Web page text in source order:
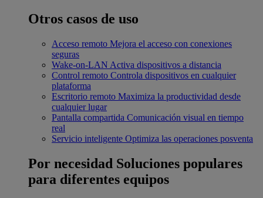
Otros casos de uso
Acceso remoto Mejora el acceso con conexiones
seguras
Wake-on-LAN Activa dispositivos a distancia
Control remoto Controla dispositivos en cualquier
plataforma
Escritorio remoto Maximiza la productividad desde
cualquier lugar
Pantalla compartida Comunicación visual en tiempo
real
Servicio inteligente Optimiza las operaciones posventa
Por necesidad Soluciones populares
para diferentes equipos